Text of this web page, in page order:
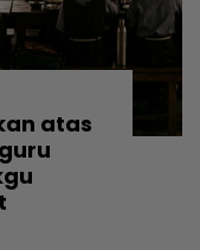
atas